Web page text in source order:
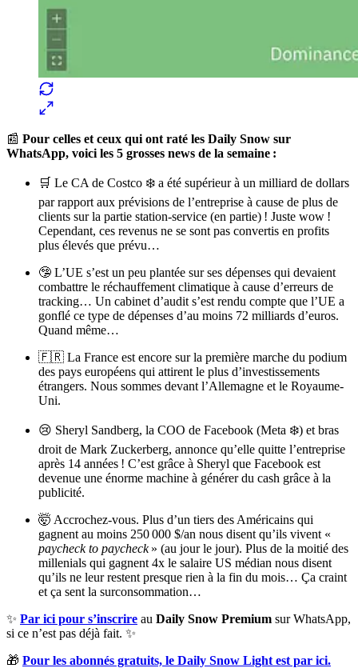
📰 Pour celles et ceux qui ont raté les Daily Snow sur
WhatsApp, voici les 5 grosses news de la semaine :
🛒 Le CA de Costco ❄️ a été supérieur à un milliard de dollars
par rapport aux prévisions de l’entreprise à cause de plus de
clients sur la partie station-service (en partie) ! Juste wow !
Cependant, ces revenus ne se sont pas convertis en profits
plus élevés que prévu…
🤥 L’UE s’est un peu plantée sur ses dépenses qui devaient
combattre le réchauffement climatique à cause d’erreurs de
tracking… Un cabinet d’audit s’est rendu compte que l’UE a
gonflé ce type de dépenses d’au moins 72 milliards d’euros.
Quand même…
🇫🇷 La France est encore sur la première marche du podium
des pays européens qui attirent le plus d’investissements
étrangers. Nous sommes devant l’Allemagne et le Royaume-
Uni.
😢 Sheryl Sandberg, la COO de Facebook (Meta ❄️) et bras
droit de Mark Zuckerberg, annonce qu’elle quitte l’entreprise
après 14 années ! C’est grâce à Sheryl que Facebook est
devenue une énorme machine à générer du cash grâce à la
publicité.
🤯 Accrochez-vous. Plus d’un tiers des Américains qui
gagnent au moins 250 000 $/an nous disent qu’ils vivent «
paycheck to paycheck» (au jour le jour). Plus de la moitié des
millenials qui gagnent 4x le salaire US médian nous disent
qu’ils ne leur restent presque rien à la fin du mois… Ça craint
et ça sent la surconsommation…
✨ Par ici pour s’inscrire au Daily Snow Premium sur WhatsApp,
si ce n’est pas déjà fait. ✨
🎁 Pour les abonnés gratuits, le Daily Snow Light est par ici.